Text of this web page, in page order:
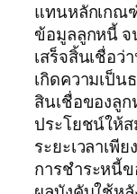
แทนหลักเกณ
ข้อมูลลูกหนี้ จ
เสร็จสิ้นเชื่อ
เกิดความเป็น
สินเชื่อของลู
ประโยชน์ให้
ระยะเวลาเพี
การชำระหนี้